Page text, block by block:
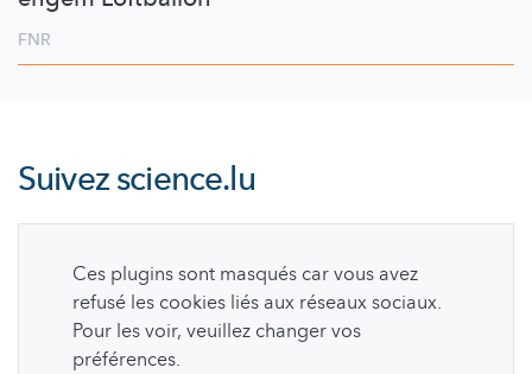
FNR
Suivezscience.lu
Ces plugins sont masqués car vous avez
refusé les cookies liés aux réseaux sociaux.
Pour les voir, veuillez changer vos
préférences.